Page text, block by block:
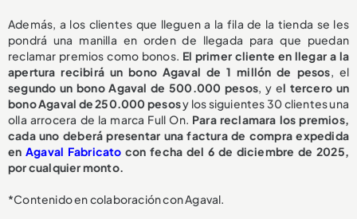
Además, a los clientes que lleguen a la fila de la tienda se les
pondrá una manilla en orden de llegada para que puedan
reclamar premios como bonos. El primer cliente en llegar a la
apertura recibirá un bono Agaval de 1 millón de pesos, el
segundo un bono Agaval de 500.000 pesos, y el tercero un
bono Agaval de 250.000 pesosy los siguientes 30 clientes una
olla arrocera de la marca Full On. Para reclamara los premios,
cada uno deberá presentar una factura de compra expedida
en Agaval Fabricato con fecha del 6 de diciembre de 2025,
por cualquier monto.
*Contenido en colaboración con Agaval.